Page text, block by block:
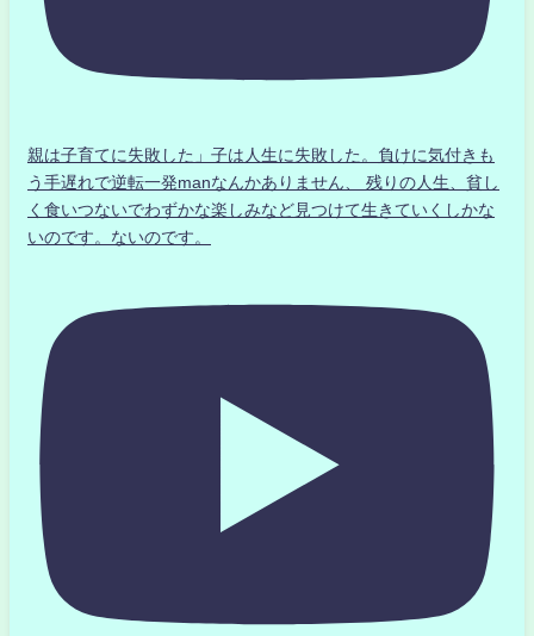
親は子育てに失敗した」子は人生に失敗した。負けに気付きも
う手遅れで逆転一発manなんかありません、 残りの人生、貧し
く食いつないでわずかな楽しみなど見つけて生きていくしかな
いのです。ないのです。